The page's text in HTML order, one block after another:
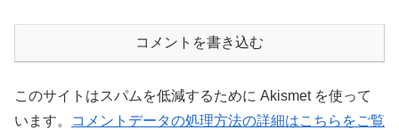
コメントを書き込む
このサイトはスパムを低減するために Akismet を使って
います。
コメントデータの処理方法の詳細はこちらをご覧